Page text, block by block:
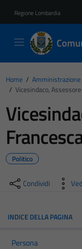
Regione Lombardia
Home / Amministrazione
/ Vicesindaco,
Politico
Condividi
INDICE DELLA PAGINA
Persona